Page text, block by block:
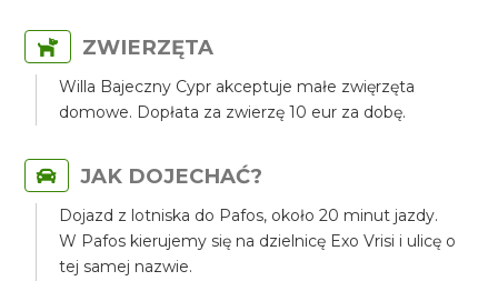
ZWIERZĘTA
Willa Bajeczny Cypr akceptuje małe zwięrzęta
domowe. Dopłata za zwierzę 10 eur za dobę.
JAK DOJECHAĆ?
Dojazd z lotniska do Pafos, około 20 minut jazdy.
W Pafos kierujemy się na dzielnicę Exo Vrisi i ulicę o
tej samej nazwie.